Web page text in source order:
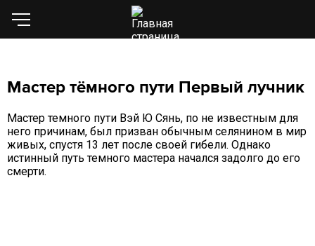
Мастер тёмного пути Первый лучник
Мастер темного пути Вэй Ю Сянь, по не известным для
него причинам, был призван обычным селянином в мир
живых, спустя 13 лет после своей гибели. Однако
истинный путь темного мастера начался задолго до его
смерти.